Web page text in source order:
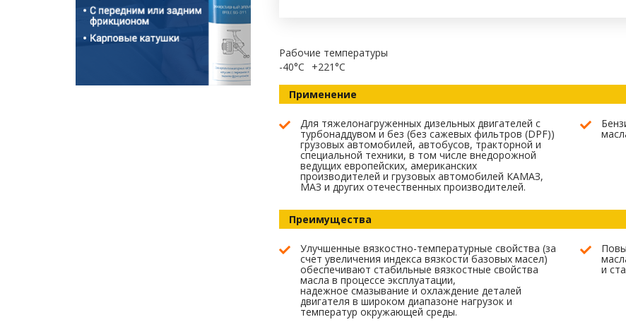
Рабочие температуры
-40°C
+221°C
Применение
Для тяжелонагруженных дизельных двигателей с
турбонаддувом и без (без сажевых фильтров (DPF))
грузовых автомобилей, автобусов, тракторной и
специальной техники, в том числе внедорожной
ведущих европейских, американских
производителей и грузовых автомобилей КАМАЗ,
МАЗ и других отечественных производителей.
Преимущества
Улучшенные вязкостно-температурные свойства (за
счет увеличения индекса вязкости базовых масел)
обеспечивают стабильные вязкостные свойства
масла в процессе эксплуатации,
надежное смазывание и охлаждение деталей
двигателя в широком диапазоне нагрузок и
температур окружающей среды.
и